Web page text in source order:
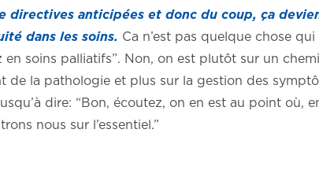
directives anticipées et donc du coup, ça
dans les soins. Ca n’est pas quelque chose
en soins palliatifs”. Non, on est plutôt sur un
de la pathologie et plus sur la gestion des
dire: “Bon, écoutez, on en est au point où,
nous sur l’essentiel.”